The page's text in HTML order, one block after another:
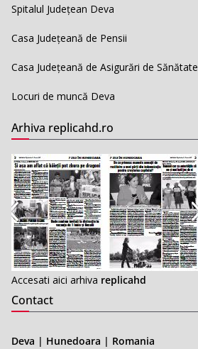
Spitalul Județean Deva
Casa Județeană de Pensii
Casa Județeană de Asigurări de Sănătate
Locuri de muncă Deva
Arhiva replicahd.ro
Accesati aici arhiva replicahd
Contact
Deva | Hunedoara | Romania